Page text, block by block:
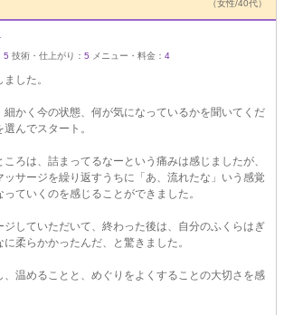
（女性/40代）
5 技術・仕上がり： 5 メニュー・料金： 4
した。
細かく今の状態、何が気になっているかを聞いてくだ
んでスタート。
ろは、詰まってるなーという痛みは感じましたが、
サージを繰り返すうちに「あ、流れたな」いう感覚
ていくのを感じることができました。
ジしていただいて、終わった後は、自分のふくらはぎ
柔らかかったんだ、と驚きました。
、温めることと、めぐりをよくすることの大切さを感